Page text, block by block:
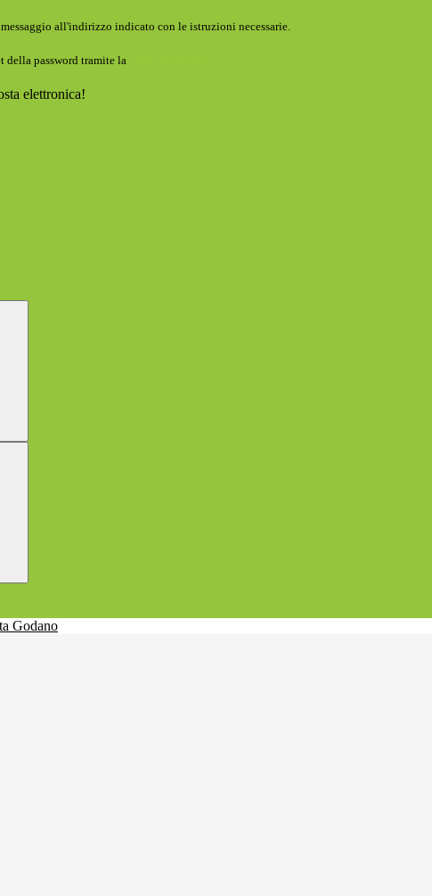
all'indirizzo indicato con le istruzioni necessarie.
della password tramite la
elettronica!